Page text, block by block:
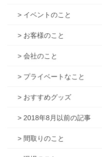
> イベントのこと
> お客様のこと
> 会社のこと
> プライベートなこと
> おすすめグッズ
> 2018年8月以前の記事
> 間取りのこと